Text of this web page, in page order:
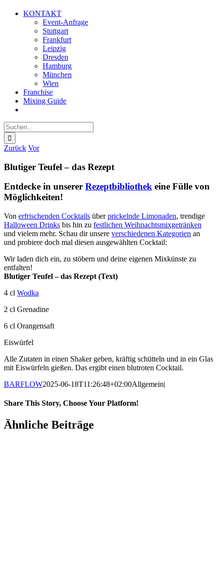
KONTAKT
Event-Anfrage
Stuttgart
Frankfurt
Leipzig
Dresden
Hamburg
München
Wien
Franchise
Mixing Guide
Suche
nach:
Zurück Vor
Blutiger Teufel – das Rezept
Entdecke in unserer Rezeptbibliothek eine Fülle von
Möglichkeiten!
Von erfrischenden Cocktails überprickelnde Limonaden, trendige
Halloween Drinks bis hin zu festlichen Weihnachtsmixgetränken
und vielem mehr. Schau dir unsere verschiedenen Kategorien an
und probiere doch mal diesen ausgewählten Cocktail:
Wir laden dich ein, zu stöbern und deine eigenen Mixkünste zu
entfalten!
Blutiger Teufel – das Rezept (Text)
4 cl Wodka
2 cl Grenadine
6 cl Orangensaft
Eiswürfel
Alle Zutaten in einen Shaker geben, kräftig schütteln und in ein Glas
mit Eiswürfeln gießen. Das ergibt einen blutroten Cocktail.
BARFLOW2025-06-18T11:26:48+02:00Allgemein|
Share This Story, Choose Your Platform!
Ähnliche Beiträge